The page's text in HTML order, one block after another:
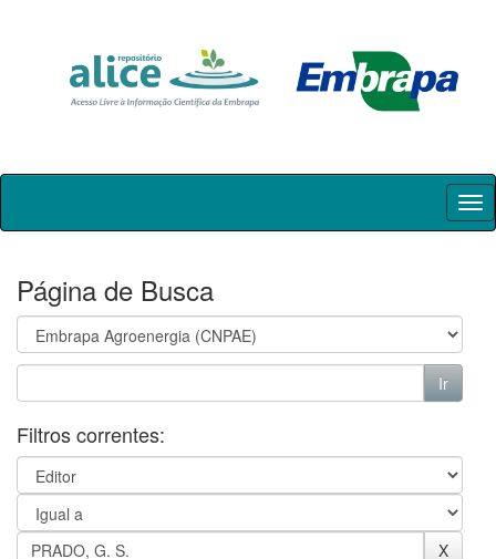
Skip
Página de Busca
Filtros correntes: